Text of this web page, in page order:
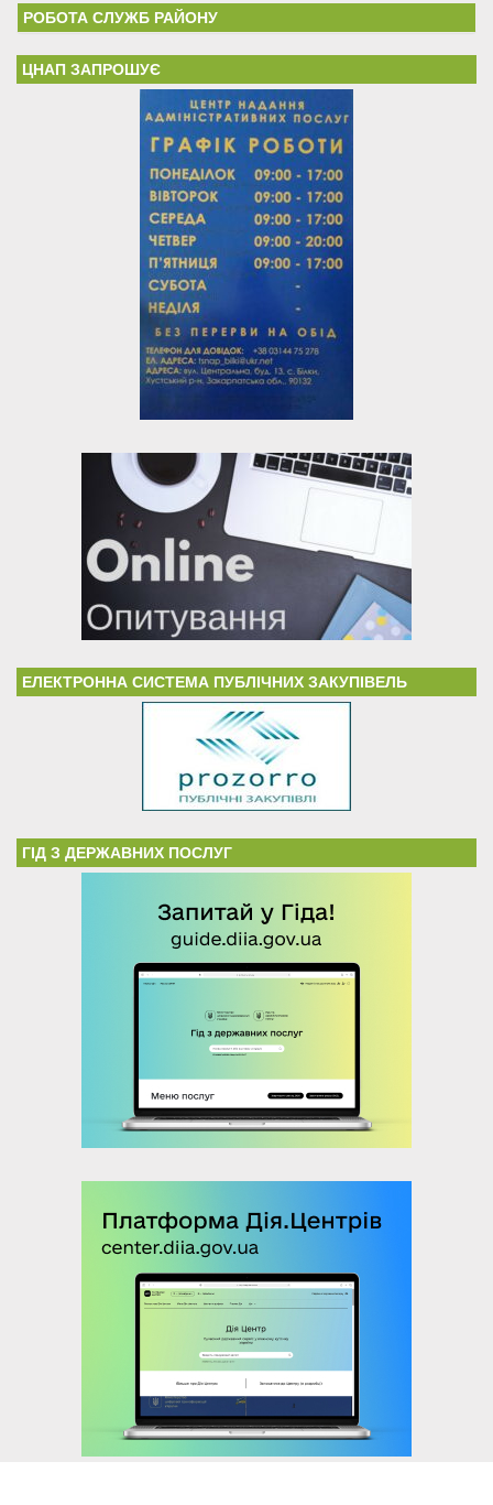
РОБОТА СЛУЖБ РАЙОНУ
ЦНАП ЗАПРОШУЄ
ЕЛЕКТРОННА СИСТЕМА ПУБЛІЧНИХ ЗАКУПІВЕЛЬ
ГІД З ДЕРЖАВНИХ ПОСЛУГ